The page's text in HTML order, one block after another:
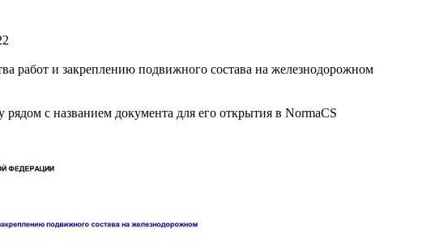
работ и закреплению подвижного состава на железнодорожном
с названием документа для его открытия в NormaCS